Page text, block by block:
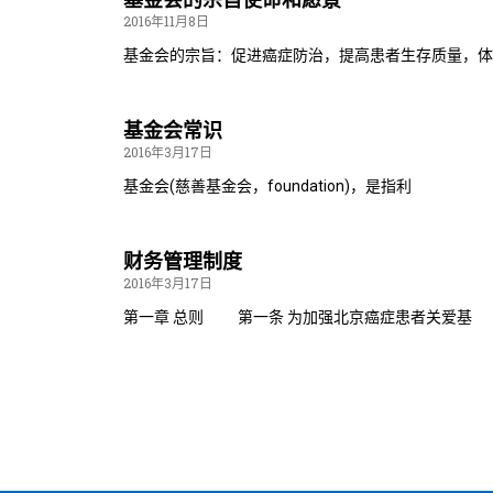
2016年11月8日
基金会的宗旨：促进癌症防治，提高患者生存质量，
基金会常识
2016年3月17日
基金会(慈善基金会，foundation)，是指利
财务管理制度
2016年3月17日
第一章 总则 第一条 为加强北京癌症患者关爱基